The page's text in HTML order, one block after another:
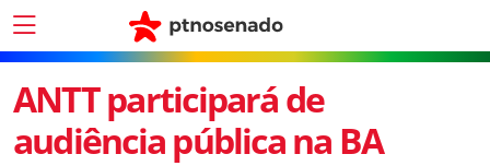
ANTT participará de
audiência pública na BA